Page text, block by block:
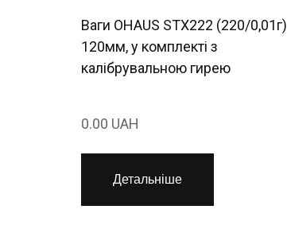
Ваги OHAUS STX222 (220/0,01г)
120мм, у комплекті з
калібрувальною гирею
0.00 UAH
Детальніше